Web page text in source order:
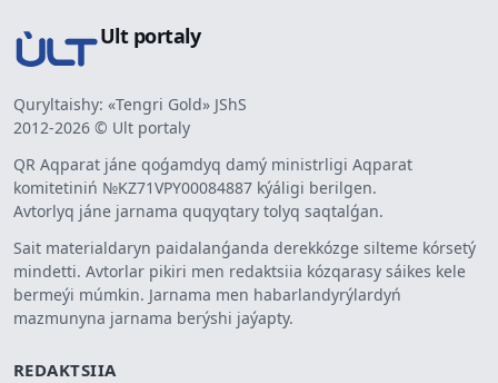
Ult portaly
Quryltaishy: «Tengri Gold» JShS
2012-2026 © Ult portaly
QR Aqparat jáne qoǵamdyq damý ministrligi Aqparat
komitetiniń №KZ71VPY00084887 kýáligi berilgen.
Avtorlyq jáne jarnama quqyqtary tolyq saqtalǵan.
Sait materialdaryn paidalanǵanda derekkózge silteme kórsetý
mindetti. Avtorlar pikiri men redaktsiia kózqarasy sáikes kele
bermeýi múmkin. Jarnama men habarlandyrýlardyń
mazmunyna jarnama berýshi jaýapty.
REDAKTSIIA